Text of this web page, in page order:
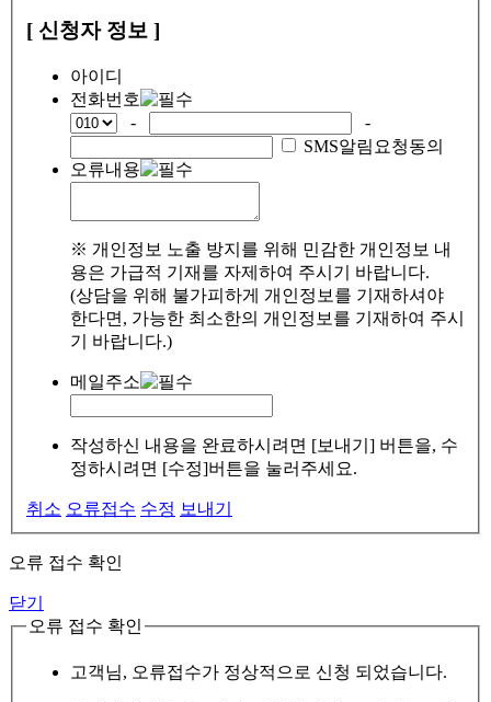
[ 신청자 정보 ]
아이디
전화번호
-
-
SMS알림요청동의
오류내용
※ 개인정보 노출 방지를 위해 민감한 개인정보 내
용은 가급적 기재를 자제하여 주시기 바랍니다.
(상담을 위해 불가피하게 개인정보를 기재하셔야
한다면, 가능한 최소한의 개인정보를 기재하여 주시
기 바랍니다.)
메일주소
작성하신 내용을 완료하시려면 [보내기] 버튼을, 수
정하시려면 [수정]버튼을 눌러주세요.
취소 오류접수 수정 보내기
오류 접수 확인
닫기
오류 접수 확인
고객님, 오류접수가 정상적으로 신청 되었습니다.